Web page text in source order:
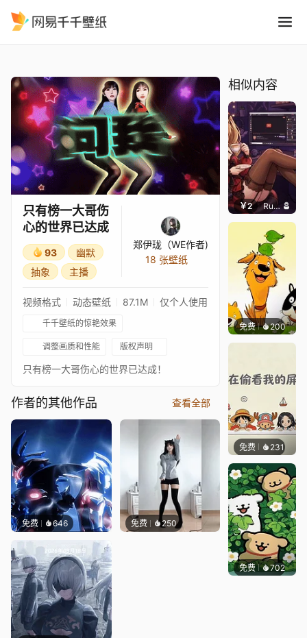
只有榜一大哥伤
心的世界已达成
93
幽默
抽象
主播
郑伊珑（WE作者)
18 张壁纸
视频格式 动态壁纸 87.1M 仅个人使用
千千壁纸的惊艳效果
调整画质和性能 版权声明
只有榜一大哥伤心的世界已达成！
作者的其他作品 查看全部
免费 646 免费 250
相似内容
￥2 Ruth爱画画
免费 200渔小小
免费 231渔小小
免费 702渔小小